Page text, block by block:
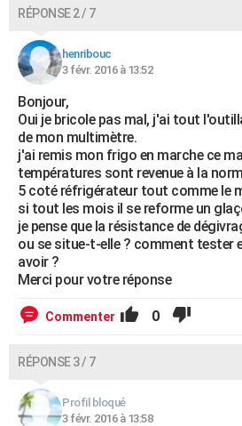
RÉPONSE 2 / 7
henribouc
3 févr. 2016 à 13:52
Bonjour,
Oui je bricole pas mal, j'ai tout
de mon multimètre.
j'ai remis mon frigo en marche ce
températures sont revenue à la
5 coté réfrigérateur tout comme le
si tout les mois il se reforme un
je pense que la résistance de
ou se situe-t-elle ? comment tester
avoir ?
Merci pour votre réponse
Commenter 0
RÉPONSE 3 / 7
Profil bloqué
3 févr. 2016 à 13:58